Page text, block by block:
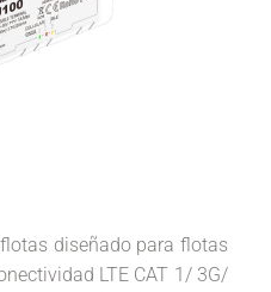
diseñado para flotas
LTE CAT 1/ 3G/